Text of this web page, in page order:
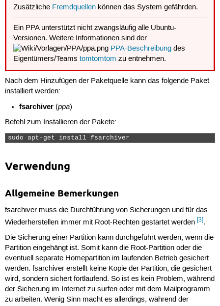
Zusätzliche Fremdquellen können das System gefährden.
Ein PPA unterstützt nicht zwangsläufig alle Ubuntu-
Versionen. Weitere Informationen sind der
PPA-Beschreibung des
Eigentümers/Teamstomtomtom zu entnehmen.
Nach dem Hinzufügen der Paketquelle kann das folgende Paket
installiert werden:
fsarchiver (ppa)
Befehl zum Installieren der Pakete:
sudo apt-get install fsarchiver
Verwendung
Allgemeine Bemerkungen
fsarchiver muss die Durchführung von Sicherungen und für das
Wiederherstellen immer mit Root-Rechten gestartet werden [3].
Die Sicherung einer Partition kann durchgeführt werden, wenn die
Partition eingehängt ist. Somit kann die Root-Partition oder die
eventuell separate Homepartition im laufenden Betrieb gesichert
werden. fsarchiver erstellt keine Kopie der Partition, die gesichert
wird, sondern sichert fortlaufend. So ist es kein Problem, während
der Sicherung im Internet zu surfen oder mit dem Mailprogramm
zu arbeiten. Wenig Sinn macht es allerdings, während der